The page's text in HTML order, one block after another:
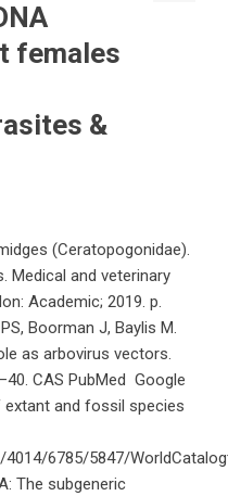
females
&
(Ceratopogonidae).
Medical and veterinary
Academic; 2019. p.
Boorman J, Baylis M.
as arbovirus vectors.
CAS PubMed Google
and fossil species
6785/5847/
The subgeneric